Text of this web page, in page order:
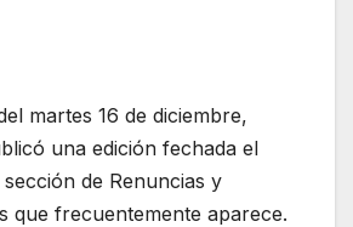
martes 16 de diciembre,
una edición fechada el
de Renuncias y
que frecuentemente aparece.